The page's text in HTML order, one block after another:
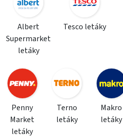
Albert
Supermarket
letáky
Tesco letáky
Penny
Market
letáky
Terno
letáky
Makro
letáky